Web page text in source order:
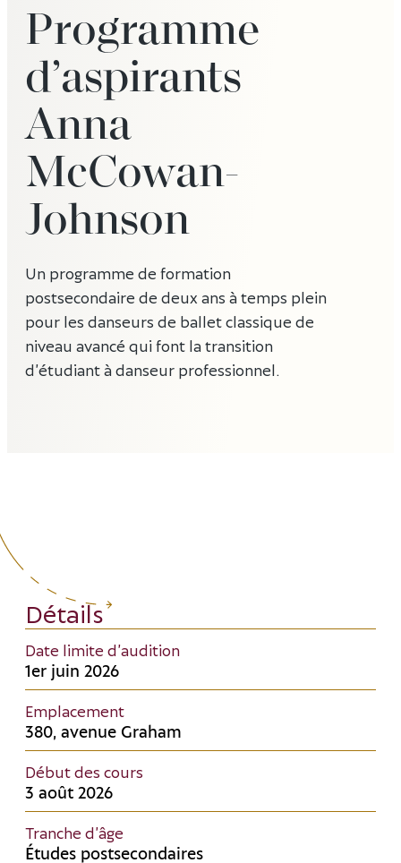
Programme
d’aspirants
Anna
McCowan-
Johnson
Un programme de formation
postsecondaire de deux ans à temps plein
pour les danseurs de ballet classique de
niveau avancé qui font la transition
d’étudiant à danseur professionnel.
Détails
Date limite d’audition
1er juin 2026
Emplacement
380, avenue Graham
Début des cours
3 août 2026
Tranche d’âge
Études postsecondaires